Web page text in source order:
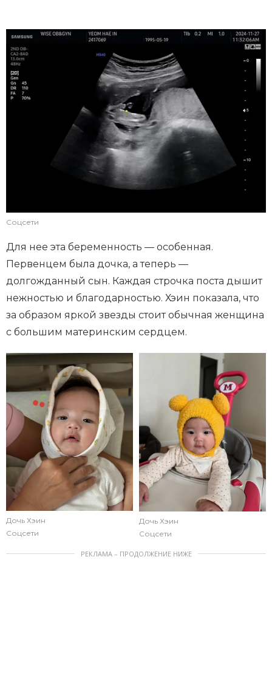
Соцсети
Для нее эта беременность — особенная.
Первенцем была дочка, а теперь —
долгожданный сын. Каждая строчка поста дышит
нежностью и благодарностью. Хэин показала, что
за образом яркой звезды стоит обычная женщина
с большим материнским сердцем.
Дочь Хэин
Соцсети
Дочь Хэин
Соцсети
РЕКЛАМА – ПРОДОЛЖЕНИЕ НИЖЕ